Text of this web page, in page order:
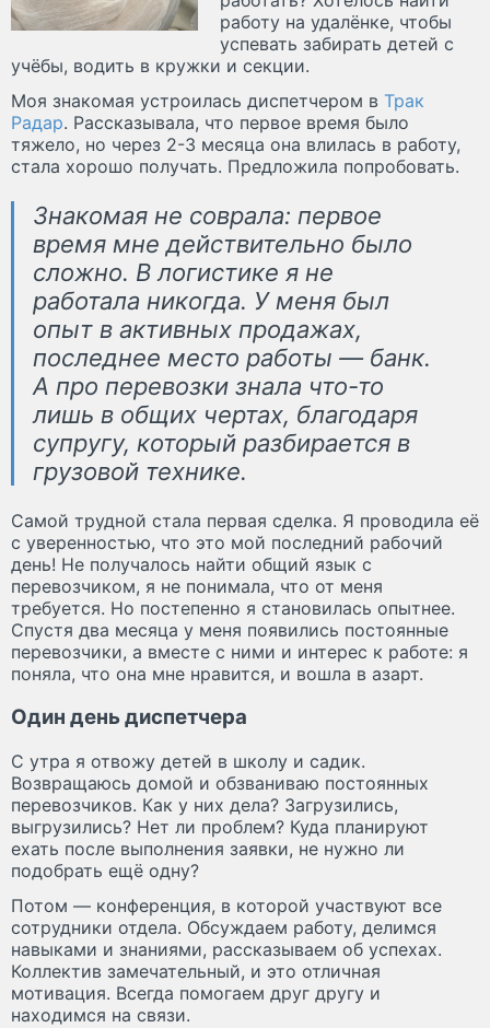
работу на удалёнке, чтобы
успевать забирать детей с
учёбы, водить в кружки и секции.
Моя знакомая устроилась диспетчером в Трак
Радар. Рассказывала, что первое время было
тяжело, но через 2-3 месяца она влилась в работу,
стала хорошо получать. Предложила попробовать.
Знакомая не соврала: первое
время мне действительно было
сложно. В логистике я не
работала никогда. У меня был
опыт в активных продажах,
последнее место работы — банк.
А про перевозки знала что-то
лишь в общих чертах, благодаря
супругу, который разбирается в
грузовой технике.
Самой трудной стала первая сделка. Я проводила её
с уверенностью, что это мой последний рабочий
день! Не получалось найти общий язык с
перевозчиком, я не понимала, что от меня
требуется. Но постепенно я становилась опытнее.
Спустя два месяца у меня появились постоянные
перевозчики, а вместе с ними и интерес к работе: я
поняла, что она мне нравится, и вошла в азарт.
Один день диспетчера
С утра я отвожу детей в школу и садик.
Возвращаюсь домой и обзваниваю постоянных
перевозчиков. Как у них дела? Загрузились,
выгрузились? Нет ли проблем? Куда планируют
ехать после выполнения заявки, не нужно ли
подобрать ещё одну?
Потом — конференция, в которой участвуют все
сотрудники отдела. Обсуждаем работу, делимся
навыками и знаниями, рассказываем об успехах.
Коллектив замечательный, и это отличная
мотивация. Всегда помогаем друг другу и
находимся на связи.